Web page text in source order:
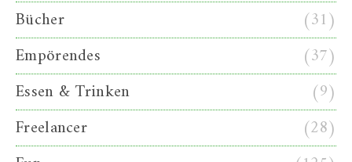
Bücher
(31)
Empörendes
(37)
Essen & Trinken
(9)
Freelancer
(28)